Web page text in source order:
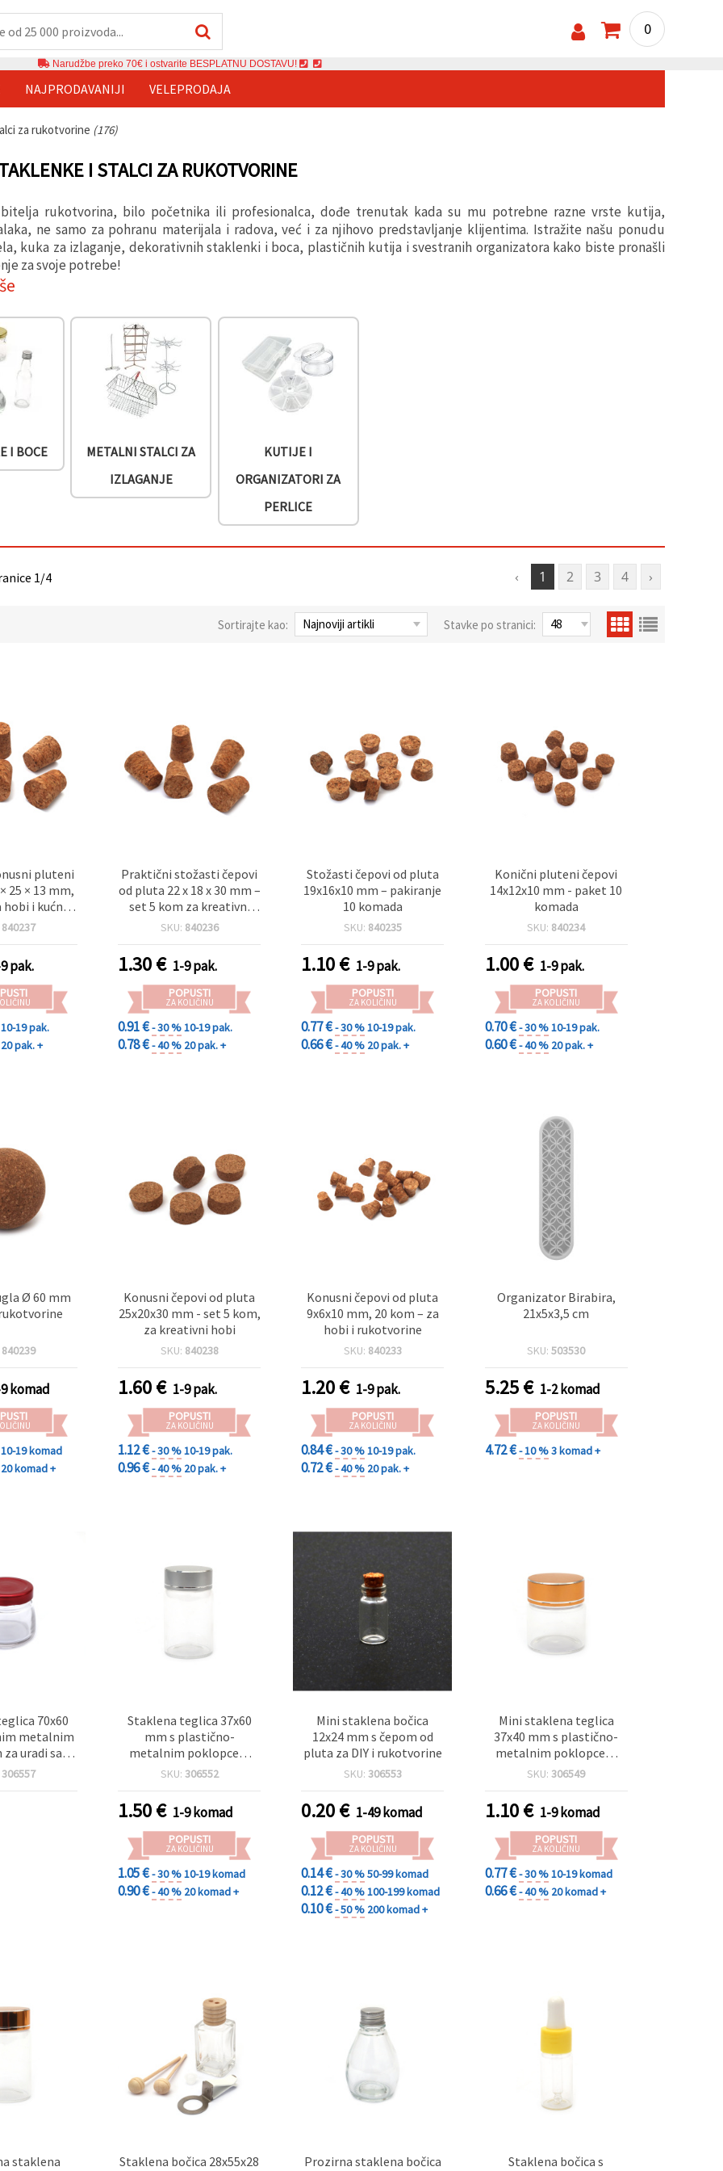
0
Narudžbe preko 70€ i ostvarite BESPLATNU DOSTAVU!
NAJPRODAVANIJI VELEPRODAJA
za rukotvorine (176)
I STALCI ZA RUKOTVORINE
rukotvorina, bilo početnika ili profesionalca, dođe trenutak kada su mu potrebne razne vrste kutija,
ne samo za pohranu materijala i radova, već i za njihovo predstavljanje klijentima. Istražite našu ponudu
kuka za izlaganje, dekorativnih staklenki i boca, plastičnih kutija i svestranih organizatora kako biste pronašli
za svoje potrebe!
I BOCE
METALNI STALCI ZA
IZLAGANJE
KUTIJE I
ORGANIZATORI ZA
PERLICE
‹ 1 2 3 4 ›
1/4
Sortirajte kao: Stavke po stranici:
pluteni
25 × 13 mm,
hobi i kućne
840237
pak.
10-19 pak.
20 pak. +
Praktični stožasti čepovi
od pluta 22 x 18 x 30 mm –
set 5 kom za kreativni
hobi i kućne projekte
SKU: 840236
1.30€ 1-9 pak.
POPUSTI
ZA KOLIČINU
0.91 €- 30 %10-19 pak.
0.78 €- 40 % 20 pak. +
Stožasti čepovi od pluta
19x16x10 mm – pakiranje
10 komada
SKU: 840235
1.10€ 1-9 pak.
POPUSTI
ZA KOLIČINU
0.77 €- 30 %10-19 pak.
0.66 €- 40 % 20 pak. +
Konični pluteni čepovi
14x12x10 mm - paket 10
komada
SKU: 840234
1.00€ 1-9 pak.
POPUSTI
ZA KOLIČINU
0.70 €- 30 %10-19 pak.
0.60 €- 40 % 20 pak. +
Ø 60 mm
840239
komad
10-19 komad
20 komad +
Konusni čepovi od pluta
25x20x30 mm - set 5 kom,
za kreativni hobi
SKU: 840238
1.60€ 1-9 pak.
POPUSTI
ZA KOLIČINU
1.12 €- 30 %10-19 pak.
0.96 €- 40 % 20 pak. +
Konusni čepovi od pluta
9x6x10 mm, 20 kom – za
hobi i rukotvorine
SKU: 840233
1.20€ 1-9 pak.
POPUSTI
ZA KOLIČINU
0.84 €- 30 %10-19 pak.
0.72 €- 40 % 20 pak. +
Organizator Birabira,
21x5x3,5 cm
SKU:503530
5.25€ 1-2 komad
POPUSTI
ZA KOLIČINU
4.72 €- 10 %3 komad +
70x60
metalnim
uradi sam
306557
Staklena teglica 37x60
mm s plastično-
metalnim poklopcem
srebrne boje
SKU: 306552
1.50€ 1-9 komad
POPUSTI
ZA KOLIČINU
1.05 €- 30 %10-19 komad
0.90 €- 40 % 20 komad +
Mini staklena bočica
12x24 mm s čepom od
pluta za DIY i rukotvorine
SKU: 306553
0.20€ 1-49 komad
POPUSTI
ZA KOLIČINU
0.14 €- 30 %50-99 komad
0.12 €- 40 %100-199 komad
0.10 €- 50 % 200 komad +
Mini staklena teglica
37x40 mm s plastično-
metalnim poklopcem
zlatne boje za pohranu
SKU:306549
1.10€ 1-9 komad
POPUSTI
ZA KOLIČINU
0.77 €- 30 %10-19 komad
0.66 €- 40 % 20 komad +
staklena
Staklena bočica 28x55x28
Prozirna staklena bočica
Staklena bočica s